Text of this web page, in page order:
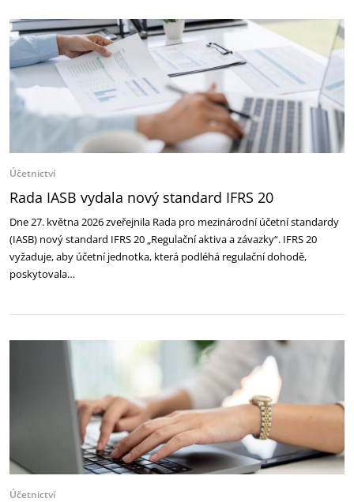
Účetnictví
Rada IASB vydala nový standard IFRS 20
Dne 27. května 2026 zveřejnila Rada pro mezinárodní účetní standardy
(IASB) nový standard IFRS 20 „Regulační aktiva a závazky“. IFRS 20
vyžaduje, aby účetní jednotka, která podléhá regulační dohodě,
poskytovala…
Účetnictví